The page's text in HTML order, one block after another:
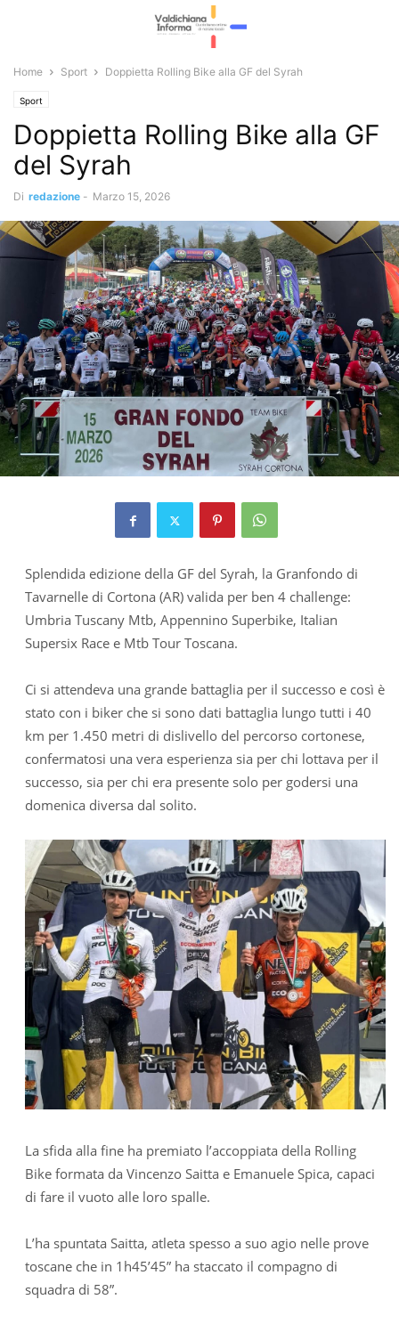
Home Sport Doppietta Rolling Bike alla GF del Syrah
Sport
Doppietta Rolling Bike alla GF
del Syrah
Di redazione - Marzo 15, 2026
Splendida edizione della GF del Syrah, la Granfondo di
Tavarnelle di Cortona (AR) valida per ben 4 challenge:
Umbria Tuscany Mtb, Appennino Superbike, Italian
Supersix Race e Mtb Tour Toscana.
Ci si attendeva una grande battaglia per il successo e così è
stato con i biker che si sono dati battaglia lungo tutti i 40
km per 1.450 metri di dislivello del percorso cortonese,
confermatosi una vera esperienza sia per chi lottava per il
successo, sia per chi era presente solo per godersi una
domenica diversa dal solito.
La sfida alla fine ha premiato l’accoppiata della Rolling
Bike formata da Vincenzo Saitta e Emanuele Spica, capaci
di fare il vuoto alle loro spalle.
L’ha spuntata Saitta, atleta spesso a suo agio nelle prove
toscane che in 1h45’45” ha staccato il compagno di
squadra di 58”.